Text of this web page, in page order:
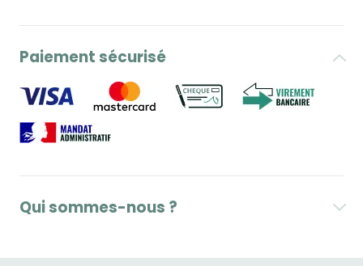
Paiement sécurisé
Qui sommes-nous ?